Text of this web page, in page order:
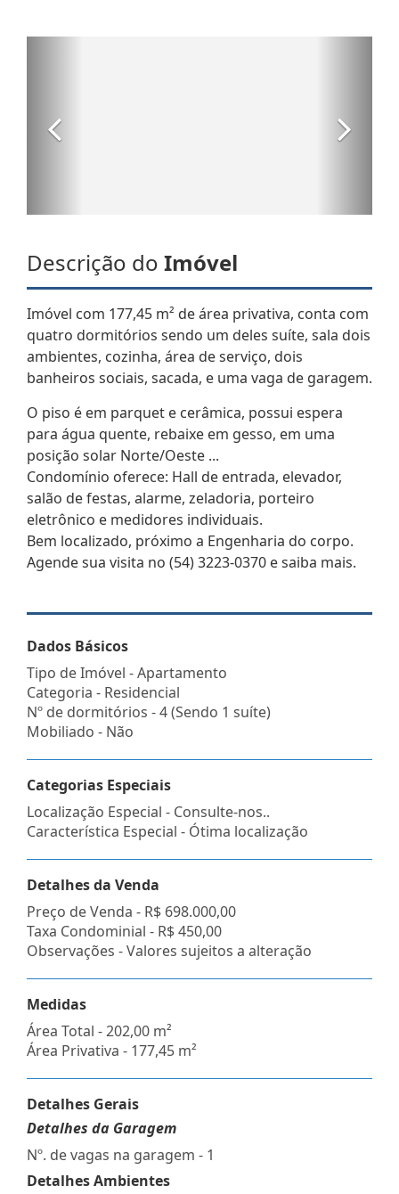
Descrição do Imóvel
Imóvel com 177,45 m² de área privativa, conta com
quatro dormitórios sendo um deles suíte, sala dois
ambientes, cozinha, área de serviço, dois
banheiros sociais, sacada, e uma vaga de garagem.
O piso é em parquet e cerâmica, possui espera
para água quente, rebaixe em gesso, em uma
posição solar Norte/Oeste ...
Condomínio oferece: Hall de entrada, elevador,
salão de festas, alarme, zeladoria, porteiro
eletrônico e medidores individuais.
Bem localizado, próximo a Engenharia do corpo.
Agende sua visita no (54) 3223-0370 e saiba mais.
Dados Básicos
Tipo de Imóvel - Apartamento
Categoria - Residencial
Nº de dormitórios - 4 (Sendo 1 suíte)
Mobiliado - Não
Categorias Especiais
Localização Especial - Consulte-nos..
Característica Especial - Ótima localização
Detalhes da Venda
Preço de Venda - R$ 698.000,00
Taxa Condominial - R$ 450,00
Observações - Valores sujeitos a alteração
Medidas
Área Total - 202,00 m²
Área Privativa - 177,45 m²
Detalhes Gerais
Detalhes da Garagem
Nº. de vagas na garagem - 1
Detalhes Ambientes